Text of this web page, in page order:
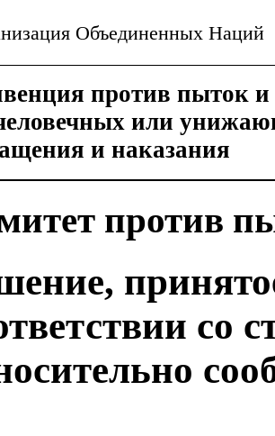
Объединенных Наций
против пыток и
или
и наказания
против
со